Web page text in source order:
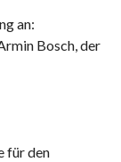
an:
Bosch, der
für den